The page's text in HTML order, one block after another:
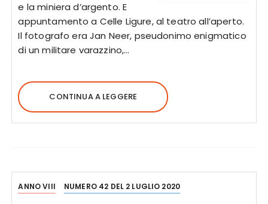
e la miniera d’argento. E
appuntamento a Celle Ligure, al teatro all’aperto.
Il fotografo era Jan Neer, pseudonimo enigmatico
di un militare varazzino,…
CONTINUA A LEGGERE
ANNO VIII NUMERO 42 DEL 2 LUGLIO 2020